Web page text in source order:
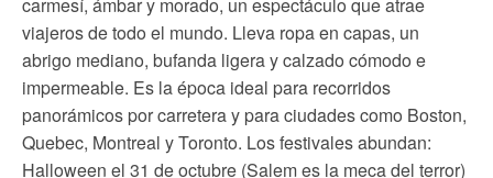
viajeros de todo el mundo. Lleva ropa en capas, un
abrigo mediano, bufanda ligera y calzado cómodo e
impermeable. Es la época ideal para recorridos
panorámicos por carretera y para ciudades como Boston,
Quebec, Montreal y Toronto. Los festivales abundan:
Halloween el 31 de octubre (Salem es la meca del terror)